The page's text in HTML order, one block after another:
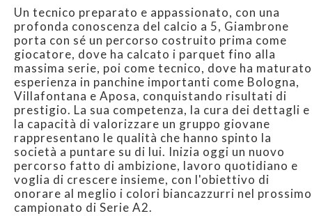
Un tecnico preparato e appassionato, con una
profonda conoscenza del calcio a 5, Giambrone
porta con sé un percorso costruito prima come
giocatore, dove ha calcato i parquet fino alla
massima serie, poi come tecnico, dove ha maturato
esperienza in panchine importanti come Bologna,
Villafontana e Aposa, conquistando risultati di
prestigio. La sua competenza, la cura dei dettagli e
la capacità di valorizzare un gruppo giovane
rappresentano le qualità che hanno spinto la
società a puntare su di lui. Inizia oggi un nuovo
percorso fatto di ambizione, lavoro quotidiano e
voglia di crescere insieme, con l'obiettivo di
onorare al meglio i colori biancazzurri nel prossimo
campionato di Serie A2.